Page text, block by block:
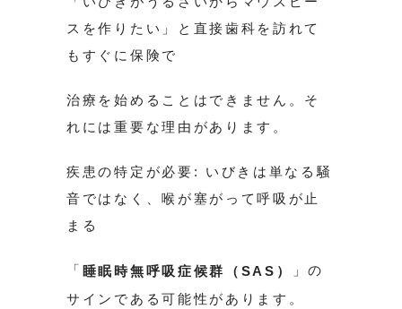
スを作りたい」と直接歯科を訪れて
もすぐに保険で
治療を始めることはできません。そ
れには重要な理由があります。
疾患の特定が必要: いびきは単なる騒
音ではなく、喉が塞がって呼吸が止
まる
「 睡眠時無呼吸症候群（SAS）
」の
サインである可能性があります。